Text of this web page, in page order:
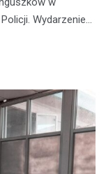
Wydarzenie…